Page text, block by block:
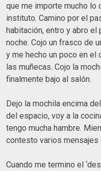
que me importe mucho lo
instituto. Camino por el
habitación, entro y abro el
noche. Cojo un frasco de
y me hecho un poco en el
las muñecas. Cojo la
finalmente bajo al salón.
Dejo la mochila encima
del espacio, voy a la
tengo mucha hambre.
contesto varios
Cuando me termino el